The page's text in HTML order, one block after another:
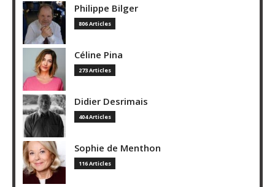
Philippe Bilger
806 Articles
Céline Pina
273 Articles
Didier Desrimais
404 Articles
Sophie de Menthon
116 Articles